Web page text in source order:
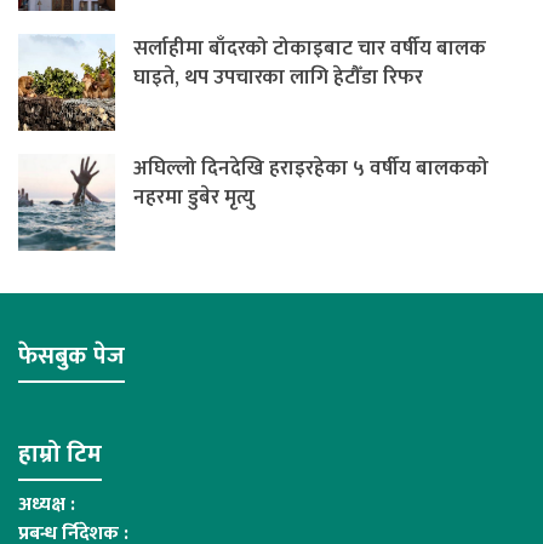
सर्लाहीमा बाँदरको टोकाइबाट चार वर्षीय बालक
घाइते, थप उपचारका लागि हेटौँडा रिफर
अघिल्लो दिनदेखि हराइरहेका ५ वर्षीय बालकको
नहरमा डुबेर मृत्यु
फेसबुक पेज
हाम्रो टिम
अध्यक्ष :
प्रबन्ध र्निदेशक :